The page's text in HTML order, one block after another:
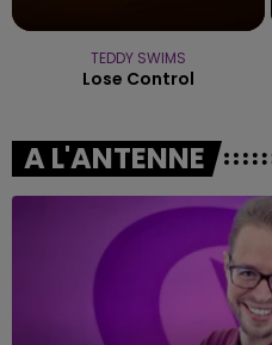
TEDDY SWIMS
Lose Control
A L'ANTENNE